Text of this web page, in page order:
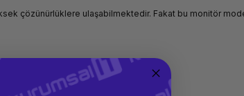
çözünürlüklere ulaşabilmektedir. Fakat bu monitör